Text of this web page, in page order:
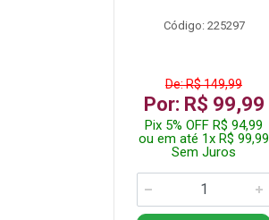
Código: 225297
De: R$ 149,99
Por: R$ 99,99
Pix 5% OFF R$ 94,99
ou em até 1x R$ 99,99
Sem Juros